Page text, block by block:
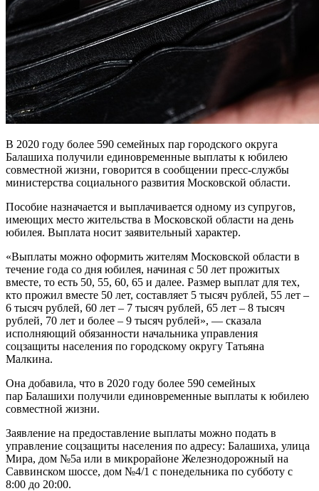
В 2020 году более 590 семейных пар городского округа
Балашиха получили единовременные выплаты к юбилею
совместной жизни, говорится в сообщении пресс-службы
министерства социального развития Московской области.
Пособие назначается и выплачивается одному из супругов,
имеющих место жительства в Московской области на день
юбилея. Выплата носит заявительный характер.
«Выплаты можно оформить жителям Московской области в
течение года со дня юбилея, начиная с 50 лет прожитых
вместе, то есть 50, 55, 60, 65 и далее. Размер выплат для тех,
кто прожил вместе 50 лет, составляет 5 тысяч рублей, 55 лет –
6 тысяч рублей, 60 лет – 7 тысяч рублей, 65 лет – 8 тысяч
рублей, 70 лет и более – 9 тысяч рублей», — сказала
исполняющий обязанности начальника управления
соцзащиты населения по городскому округу Татьяна
Малкина.
Она добавила, что в 2020 году более 590 семейных
пар Балашихи получили единовременные выплаты к юбилею
совместной жизни.
Заявление на предоставление выплаты можно подать в
управление соцзащиты населения по адресу: Балашиха, улица
Мира, дом №5а или в микрорайоне Железнодорожный на
Саввинском шоссе, дом №4/1 с понедельника по субботу с
8:00 до 20:00.